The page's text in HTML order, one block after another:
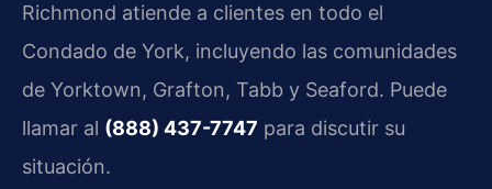
Richmond atiende a clientes en todo el
Condado de York, incluyendo las comunidades
de Yorktown, Grafton, Tabb y Seaford. Puede
llamar al (888) 437-7747 para discutir su
situación.